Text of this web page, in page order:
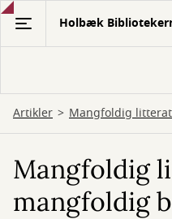
Gå
hovedindhold
Holbæk
Artikler Mangfoldig
Mangfoldig
mangfoldig